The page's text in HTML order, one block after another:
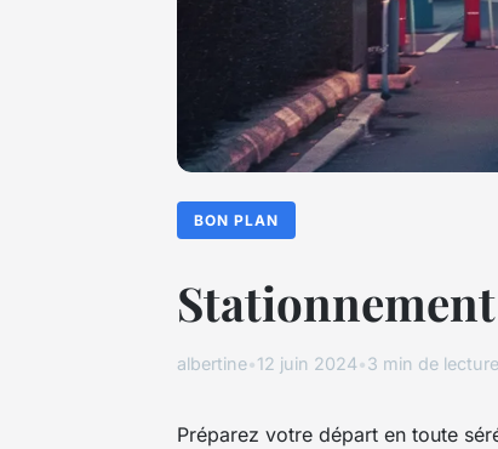
BON PLAN
albertine•12 juin 2024•3 min de lecture
Préparez votre départ en toute